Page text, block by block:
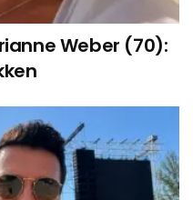
Weber (70):